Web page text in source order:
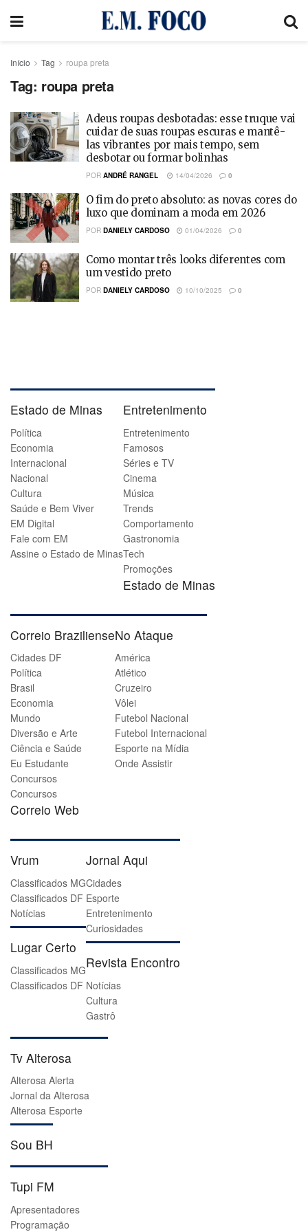
Início Tag roupa preta
Tag: roupa preta
Adeus roupas desbotadas: esse truque vai
cuidar de suas roupas escuras e mantê-
las vibrantes por mais tempo, sem
desbotar ou formar bolinhas
POR ANDRÉ RANGEL 14/04/2026 0
O fim do preto absoluto: as novas cores do
luxo que dominam a moda em 2026
POR DANIELY CARDOSO 01/04/2026 0
Como montar três looks diferentes com
um vestido preto
POR DANIELY CARDOSO 10/10/2025 0
Estado de Minas
Política
Economia
Internacional
Nacional
Cultura
Saúde e Bem Viver
EM Digital
Fale com EM
Assine o Estado de Minas
Entretenimento
Entretenimento
Famosos
Séries e TV
Cinema
Música
Trends
Comportamento
Gastronomia
Tech
Promoções
Estado de Minas
Correio Braziliense
Cidades DF
Política
Brasil
Economia
Mundo
Diversão e Arte
Ciência e Saúde
Eu Estudante
Concursos
Concursos
Correio Web
No Ataque
América
Atlético
Cruzeiro
Vôlei
Futebol Nacional
Futebol Internacional
Esporte na Mídia
Onde Assistir
Vrum
Classificados MG
Classificados DF
Notícias
Lugar Certo
Classificados MG
Classificados DF
Jornal Aqui
Cidades
Esporte
Entretenimento
Curiosidades
Revista Encontro
Notícias
Cultura
Gastrô
Tv Alterosa
Alterosa Alerta
Jornal da Alterosa
Alterosa Esporte
Sou BH
Tupi FM
Apresentadores
Programação